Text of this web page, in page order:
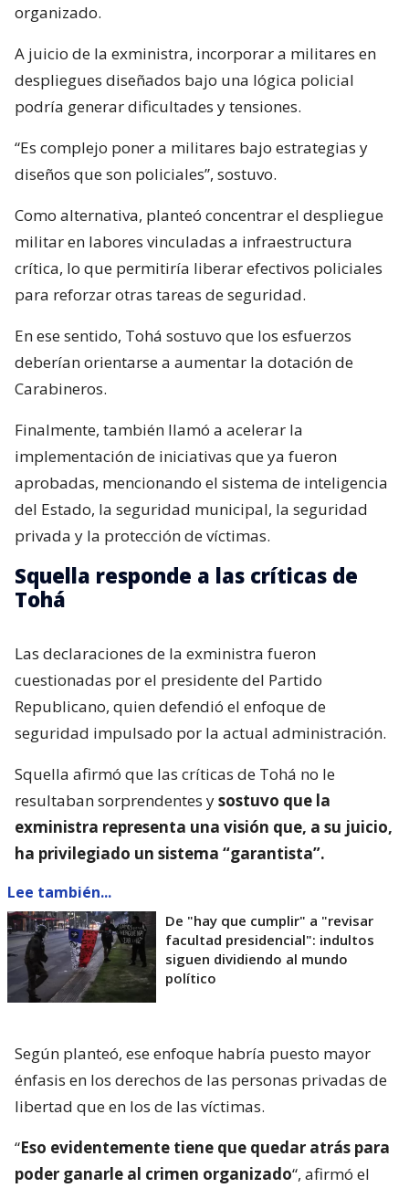
organizado.
A juicio de la exministra, incorporar a militares en
despliegues diseñados bajo una lógica policial
podría generar dificultades y tensiones.
“Es complejo poner a militares bajo estrategias y
diseños que son policiales”, sostuvo.
Como alternativa, planteó concentrar el despliegue
militar en labores vinculadas a infraestructura
crítica, lo que permitiría liberar efectivos policiales
para reforzar otras tareas de seguridad.
En ese sentido, Tohá sostuvo que los esfuerzos
deberían orientarse a aumentar la dotación de
Carabineros.
Finalmente, también llamó a acelerar la
implementación de iniciativas que ya fueron
aprobadas, mencionando el sistema de inteligencia
del Estado, la seguridad municipal, la seguridad
privada y la protección de víctimas.
Squella responde a las críticas de
Tohá
Las declaraciones de la exministra fueron
cuestionadas por el presidente del Partido
Republicano, quien defendió el enfoque de
seguridad impulsado por la actual administración.
Squella afirmó que las críticas de Tohá no le
resultaban sorprendentes ysostuvo que la
exministra representa una visión que, a su juicio,
ha privilegiado un sistema “garantista”.
Lee también...
De "hay que cumplir" a "revisar
facultad presidencial": indultos
siguen dividiendo al mundo
político
Según planteó, ese enfoque habría puesto mayor
énfasis en los derechos de las personas privadas de
libertad que en los de las víctimas.
“Eso evidentemente tiene que quedar atrás para
poder ganarle al crimen organizado“, afirmó el